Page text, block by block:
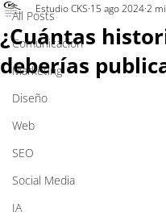
All Posts
Comunicación
Marketing
Diseño
Web
SEO
Social Media
IA
¿Cuántas
deberías
Estudio CKS 15 ago 20242